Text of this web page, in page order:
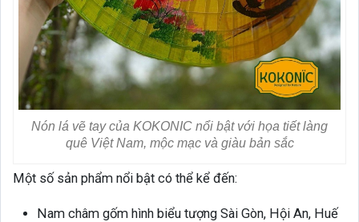
Nón lá vẽ tay của KOKONIC nổi bật với họa tiết làng
quê Việt Nam, mộc mạc và giàu bản sắc
Một số sản phẩm nổi bật có thể kể đến:
Nam châm gốm hình biểu tượng Sài Gòn, Hội An, Huế